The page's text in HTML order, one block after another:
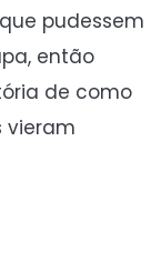
pudessem
então
de como
vieram